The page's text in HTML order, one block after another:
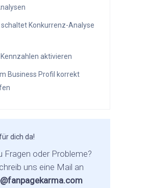
schaltet Konkurrenz-Analyse
aktivieren
Business Profil korrekt
dich da!
Fragen oder Probleme?
uns eine Mail an